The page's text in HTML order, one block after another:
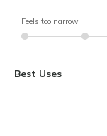
Feels too narrow
Best Uses